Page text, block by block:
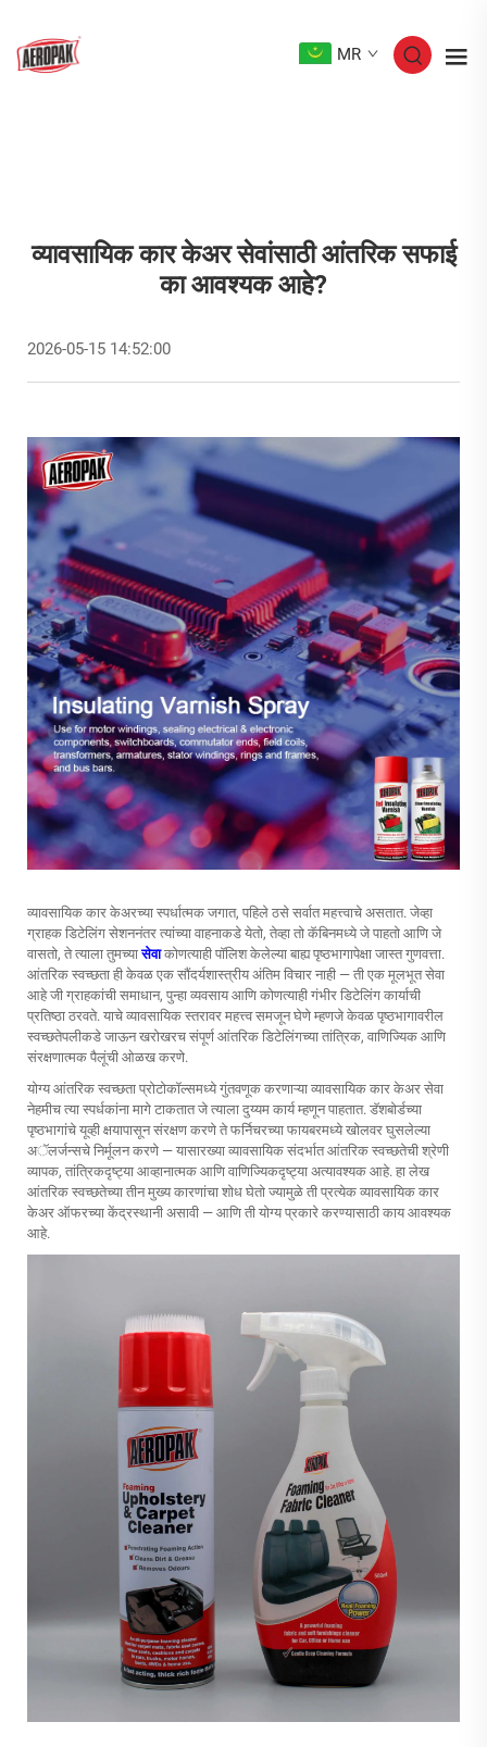
MR
व्यावसायिक कार केअर सेवांसाठी आंतरिक सफाई
का आवश्यक आहे?
2026-05-15 14:52:00
व्यावसायिक कार केअरच्या स्पर्धात्मक जगात, पहिले ठसे सर्वात महत्त्वाचे असतात. जेव्हा
ग्राहक डिटेलिंग सेशननंतर त्यांच्या वाहनाकडे येतो, तेव्हा तो कॅबिनमध्ये जे पाहतो आणि जे
वासतो, ते त्याला तुमच्यासेवाकोणत्याही पॉलिश केलेल्या बाह्य पृष्ठभागापेक्षा जास्त गुणवत्ता.
आंतरिक स्वच्छता ही केवळ एक सौंदर्यशास्त्रीय अंतिम विचार नाही — ती एक मूलभूत सेवा
आहे जी ग्राहकांची समाधान, पुन्हा व्यवसाय आणि कोणत्याही गंभीर डिटेलिंग कार्याची
प्रतिष्ठा ठरवते. याचे व्यावसायिक स्तरावर महत्त्व समजून घेणे म्हणजे केवळ पृष्ठभागावरील
स्वच्छतेपलीकडे जाऊन खरोखरच संपूर्ण आंतरिक डिटेलिंगच्या तांत्रिक, वाणिज्यिक आणि
संरक्षणात्मक पैलूंची ओळख करणे.
योग्य आंतरिक स्वच्छता प्रोटोकॉल्समध्ये गुंतवणूक करणाऱ्या व्यावसायिक कार केअर सेवा
नेहमीच त्या स्पर्धकांना मागे टाकतात जे त्याला दुय्यम कार्य म्हणून पाहतात. डॅशबोर्डच्या
पृष्ठभागांचे यूव्ही क्षयापासून संरक्षण करणे ते फर्निचरच्या फायबरमध्ये खोलवर घुसलेल्या
अॅलर्जन्सचे निर्मूलन करणे — यासारख्या व्यावसायिक संदर्भात आंतरिक स्वच्छतेची श्रेणी
व्यापक, तांत्रिकदृष्ट्या आव्हानात्मक आणि वाणिज्यिकदृष्ट्या अत्यावश्यक आहे. हा लेख
आंतरिक स्वच्छतेच्या तीन मुख्य कारणांचा शोध घेतो ज्यामुळे ती प्रत्येक व्यावसायिक कार
केअर ऑफरच्या केंद्रस्थानी असावी — आणि ती योग्य प्रकारे करण्यासाठी काय आवश्यक
आहे.